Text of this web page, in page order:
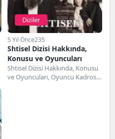
Diziler
5 Yıl Önce235
Shtisel Dizisi Hakkında,
Konusu ve Oyuncuları
Shtisel Dizisi Hakkında, Konusu
ve Oyuncuları, Oyuncu Kadrosu,